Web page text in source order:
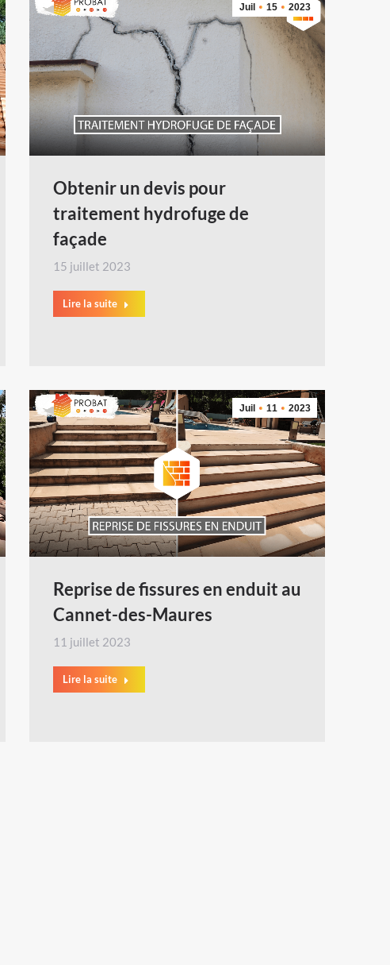
Juil 15 2023
Obtenir un devis pour
traitement hydrofuge de
façade
15 juillet 2023
Lire la suite
Juil 11 2023
Reprise de fissures en enduit au
Cannet-des-Maures
11 juillet 2023
Lire la suite